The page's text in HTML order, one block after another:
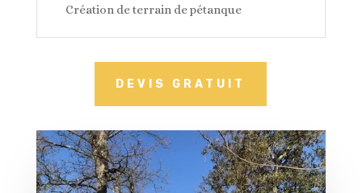
Création de terrain de pétanque
DEVIS GRATUIT